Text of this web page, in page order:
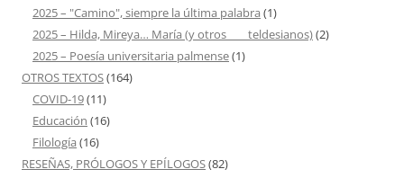
2025 – "Camino", siempre la última palabra (1)
2025 – Hilda, Mireya… María (y otros ___ teldesianos)(2)
2025 – Poesía universitaria palmense(1)
OTROS TEXTOS(164)
COVID-19(11)
Educación (16)
Filología (16)
RESEÑAS, PRÓLOGOS Y EPÍLOGOS(82)